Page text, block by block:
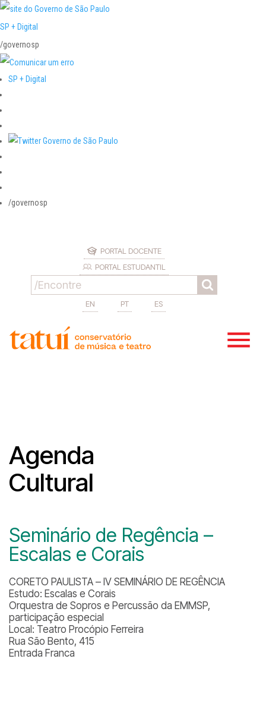
SP + Digital
/governosp
SP + Digital
/governosp
PORTAL DOCENTE
PORTAL ESTUDANTIL
EN PT ES
Agenda
Cultural
Seminário de Regência –
Escalas e Corais
CORETO PAULISTA – IV SEMINÁRIO DE REGÊNCIA
Estudo: Escalas e Corais
Orquestra de Sopros e Percussão da EMMSP,
participação especial
Local: Teatro Procópio Ferreira
Rua São Bento, 415
Entrada Franca